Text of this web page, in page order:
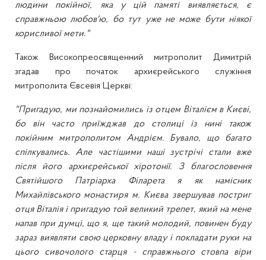
людини покійної, яка у цій памяті виявляється, є
справжньою любов'ю, бо тут уже не може бути ніякої
корисливої мети."
Також Високопреосвященний митрополит Димитрій
згадав про початок архиєрейського служіння
митрополита Євсевія Церкві:
"Пригадую, ми познайомились із отцем Віталієм в Києві,
бо він часто приїжджав до столиці із нині також
покійним митрополитом Андрієм. Бувало, що багато
спілкувались. Але частішими наші зустрічі стали вже
після його архиєрейської хіротонії. З благословення
Святійшого Патріарха Філарета я як намісник
Михайлівського монастиря м. Києва звершував постриг
отця Віталія і пригадую той великий трепет, який на мене
напав при думці, що я, ще такий молодий, повинен буду
зараз виявляти свою церковну владу і покладати руки на
цього сивочолого старця - справжнього стовпа віри